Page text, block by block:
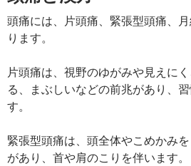
頭痛には、片頭痛、緊張型頭痛、
ります。
片頭痛は、視野のゆがみや見えに
る、まぶしいなどの前兆があり、
す。
緊張型頭痛は、頭全体やこめかみ
があり、首や肩のこりを伴います。